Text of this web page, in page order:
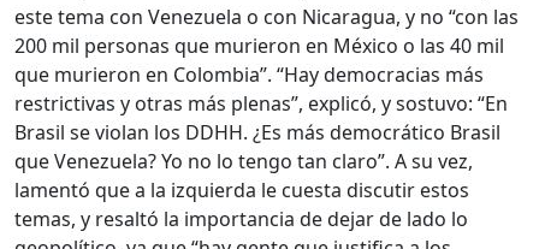
este tema con Venezuela o con Nicaragua, y no “con las
200 mil personas que murieron en México o las 40 mil
que murieron en Colombia”. “Hay democracias más
restrictivas y otras más plenas”, explicó, y sostuvo: “En
Brasil se violan los DDHH. ¿Es más democrático Brasil
que Venezuela? Yo no lo tengo tan claro”. A su vez,
lamentó que a la izquierda le cuesta discutir estos
temas, y resaltó la importancia de dejar de lado lo